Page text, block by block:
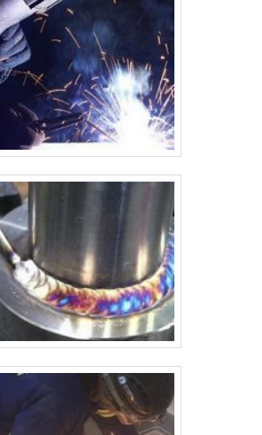
fundo cônico facilitam o escoamento do
estrutura principal, diversos componentes
de inspeção e de
Portas e tampas que permitem o acesso
e inspeção. Sistemas de
Para manter o material armazenado em
de temperatura, umidade, nível de
que são instalados para monitorar o
e plataformas de
manutenção e inspeção de forma segura.
e Inspeção Antes de ser entregue ao
uma série de testes para garantir que está
e normas de segurança: Testes de
que as soldas sejam fortes e seguras.
a resistência do silo à carga interna de
e Acabamento A